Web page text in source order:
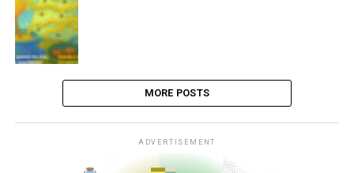
MORE POSTS
ADVERTISEMENT